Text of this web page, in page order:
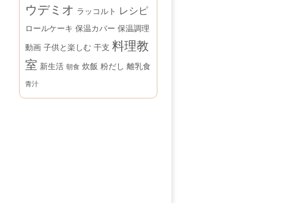
ウデミオ ラッコルト レシピ
ロールケーキ 保温カバー 保温調理
動画 子供と楽しむ 干支 料理教
室 新生活 朝食 炊飯 粉だし 離乳食
青汁